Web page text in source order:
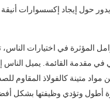
يدور حول إيجاد إكسسوارات
المؤثرة في اختيارات الناس،
في مقدمة القائمة. يميل الناس
مواد متينة كالفولاذ المقاوم
أطول وتؤدي وظيفتها بشكل